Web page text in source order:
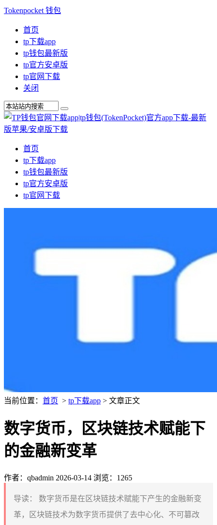
Tokenpocket 钱包
首页
tp下载app
tp钱包最新版
tp官方安卓版
tp官网下载
关闭
首页
tp下载app
tp钱包最新版
tp官方安卓版
tp官网下载
当前位置： 首页 > tp下载app > 文章正文
数字货币，区块链技术赋能下
的金融新变革
作者：qbadmin 2026-03-14 浏览：1265
导读：
数字货币是在区块链技术赋能下产生的金融新变
革，区块链技术为数字货币提供了去中心化、不可篡改